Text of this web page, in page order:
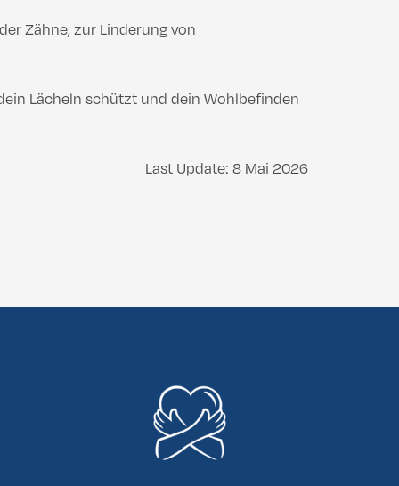
Zähne, zur Linderung von
Lächeln schützt und dein Wohlbefinden
Last Update: 8 Mai 2026